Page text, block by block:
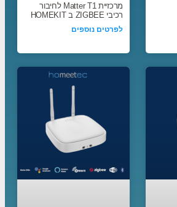
מרכזיית Matter T1 לחיבור
רכיבי ZIGBEE ב HOMEKIT
לפרטים נוספים